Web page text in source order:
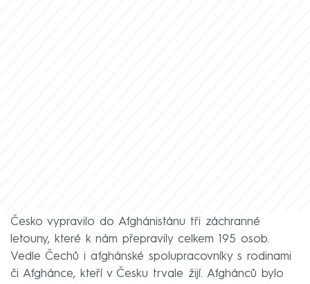
Česko vypravilo do Afghánistánu tři záchranné
letouny, které k nám přepravily celkem 195 osob.
Vedle Čechů i afghánské spolupracovníky s rodinami
či Afghánce, kteří v Česku trvale žijí. Afghánců bylo